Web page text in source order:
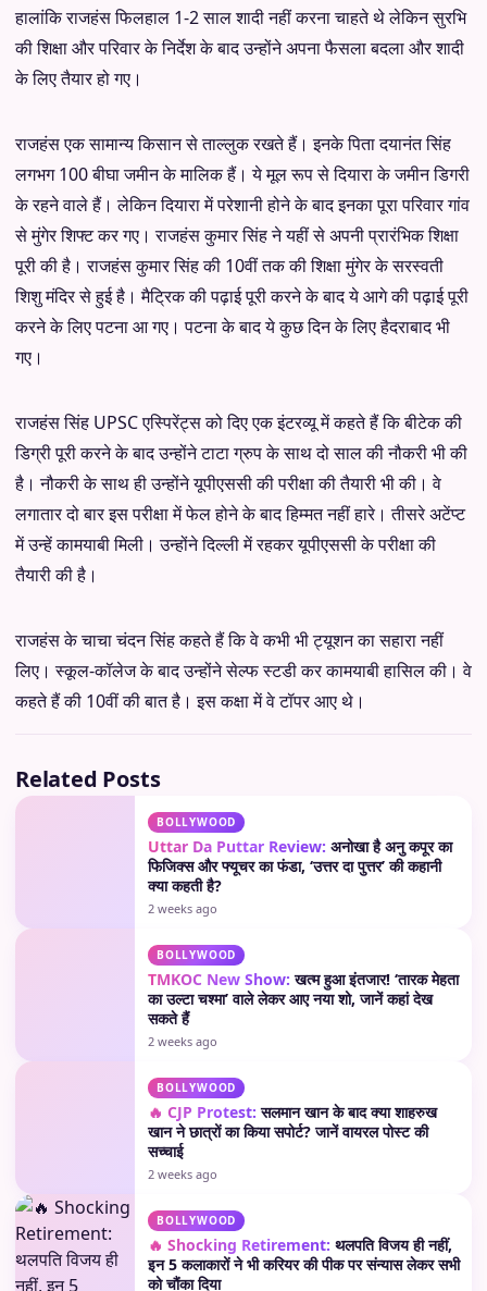
हालांकि राजहंस फिलहाल 1-2 साल शादी नहीं करना चाहते थे लेकिन सुरभि
की शिक्षा और परिवार के निर्देश के बाद उन्होंने अपना फैसला बदला और शादी
के लिए तैयार हो गए।
राजहंस एक सामान्य किसान से ताल्लुक रखते हैं। इनके पिता दयानंत सिंह
लगभग 100 बीघा जमीन के मालिक हैं। ये मूल रूप से दियारा के जमीन डिगरी
के रहने वाले हैं। लेकिन दियारा में परेशानी होने के बाद इनका पूरा परिवार गांव
से मुंगेर शिफ्ट कर गए। राजहंस कुमार सिंह ने यहीं से अपनी प्रारंभिक शिक्षा
पूरी की है। राजहंस कुमार सिंह की 10वीं तक की शिक्षा मुंगेर के सरस्वती
शिशु मंदिर से हुई है। मैट्रिक की पढ़ाई पूरी करने के बाद ये आगे की पढ़ाई पूरी
करने के लिए पटना आ गए। पटना के बाद ये कुछ दिन के लिए हैदराबाद भी
गए।
राजहंस सिंह UPSC एस्पिरेंट्स को दिए एक इंटरव्यू में कहते हैं कि बीटेक की
डिग्री पूरी करने के बाद उन्होंने टाटा ग्रुप के साथ दो साल की नौकरी भी की
है। नौकरी के साथ ही उन्होंने यूपीएससी की परीक्षा की तैयारी भी की। वे
लगातार दो बार इस परीक्षा में फेल होने के बाद हिम्मत नहीं हारे। तीसरे अटेंप्ट
में उन्हें कामयाबी मिली। उन्होंने दिल्ली में रहकर यूपीएससी के परीक्षा की
तैयारी की है।
राजहंस के चाचा चंदन सिंह कहते हैं कि वे कभी भी ट्यूशन का सहारा नहीं
लिए। स्कूल-कॉलेज के बाद उन्होंने सेल्फ स्टडी कर कामयाबी हासिल की। वे
कहते हैं की 10वीं की बात है। इस कक्षा में वे टॉपर आए थे।
Related Posts
BOLLYWOOD
Uttar Da Puttar Review: अनोखा है अनु कपूर का
फिजिक्स और फ्यूचर का फंडा, ‘उत्तर दा पुत्तर’ की कहानी
क्या कहती है?
2 weeks ago
BOLLYWOOD
TMKOC New Show: खत्म हुआ इंतजार! ‘तारक मेहता
का उल्टा चश्मा’ वाले लेकर आए नया शो, जानें कहां देख
सकते हैं
2 weeks ago
BOLLYWOOD
🔥 CJP Protest: सलमान खान के बाद क्या शाहरुख
खान ने छात्रों का किया सपोर्ट? जानें वायरल पोस्ट की
सच्चाई
2 weeks ago
BOLLYWOOD
🔥 Shocking Retirement: थलपति विजय ही नहीं,
इन 5 कलाकारों ने भी करियर की पीक पर संन्यास लेकर सभी
को चौंका दिया